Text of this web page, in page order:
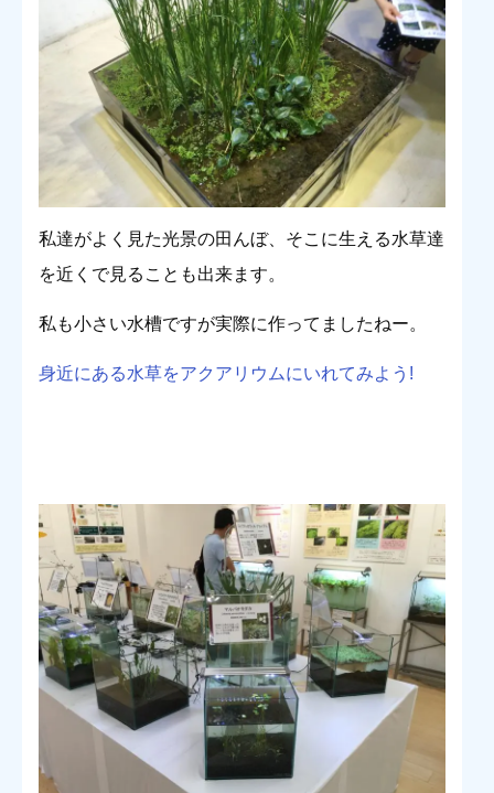
私達がよく見た光景の田んぼ、そこに生える水草達
を近くで見ることも出来ます。
私も小さい水槽ですが実際に作ってましたねー。
身近にある水草をアクアリウムにいれてみよう!